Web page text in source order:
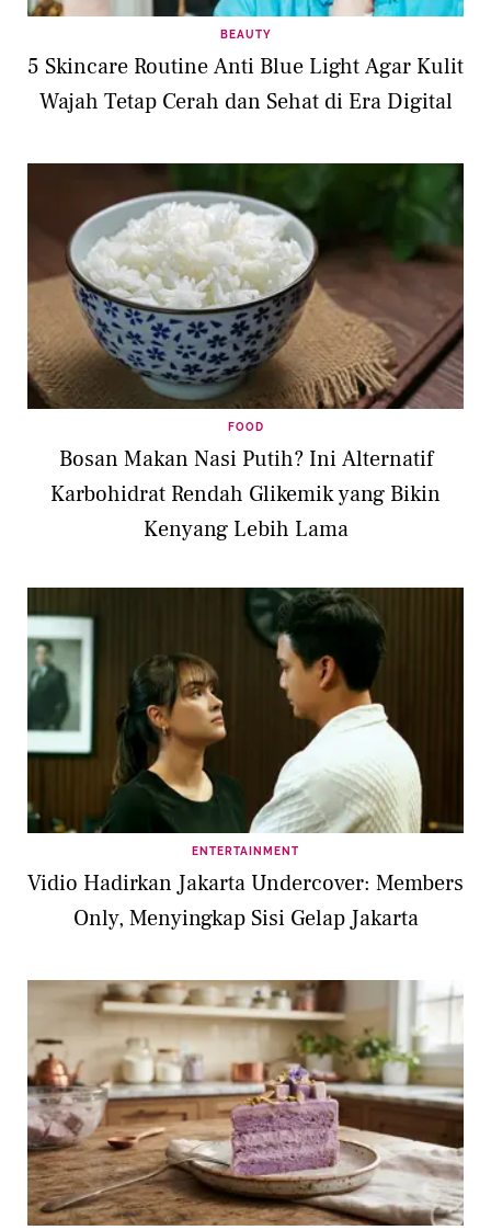
BEAUTY
5 Skincare Routine Anti Blue Light Agar Kulit
Wajah Tetap Cerah dan Sehat di Era Digital
FOOD
Bosan Makan Nasi Putih? Ini Alternatif
Karbohidrat Rendah Glikemik yang Bikin
Kenyang Lebih Lama
ENTERTAINMENT
Vidio Hadirkan Jakarta Undercover: Members
Only, Menyingkap Sisi Gelap Jakarta